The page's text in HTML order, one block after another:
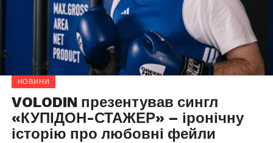
НОВИНИ
VOLODIN презентував сингл
«КУПІДОН-СТАЖЕР» – іронічну
історію про любовні фейли